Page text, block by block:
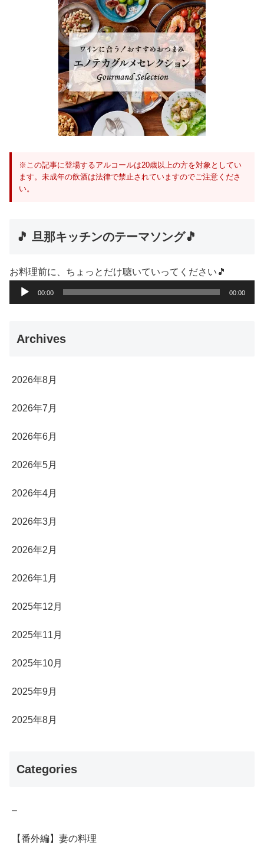
※この記事に登場するアルコールは20歳以上の方を対象としてい
ます。未成年の飲酒は法律で禁止されていますのでご注意くださ
い。
🎵 旦那キッチンのテーマソング🎵
お料理前に、ちょっとだけ聴いていってください🎵
声
レ
00:00 00:00
Archives
2026年8月
2026年7月
2026年6月
2026年5月
2026年4月
2026年3月
2026年2月
2026年1月
2025年12月
2025年11月
2025年10月
2025年9月
2025年8月
Categories
–
【番外編】妻の料理